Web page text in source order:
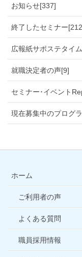
お知らせ[337]
終了したセミナー
広報紙サポステタイ
就職決定者の声[9]
セミナー･イベント
現在募集中のプログ
ホーム
ご利用者の声
よくある質問
職員採用情報